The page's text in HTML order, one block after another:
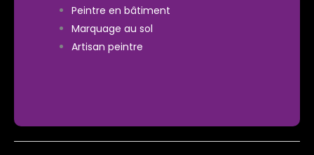
Peintre en bâtiment
Marquage au sol
Artisan peintre